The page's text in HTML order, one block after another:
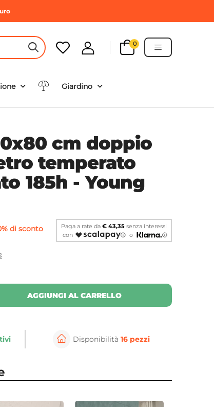
HEADER SEARCH BUTTON
0
Giardino
cm doppio
temperato
185h - Young
di sconto Paga a rate da€ 43,35 senza interessi
con
o
AGGIUNGI AL CARRELLO
Disponibilità 16 pezzi